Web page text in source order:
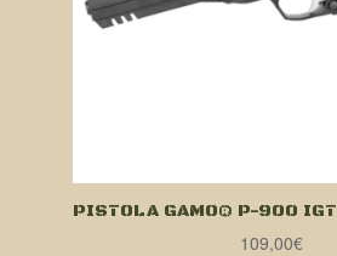
PISTOLA GAMO® P-900 IGT
109,00€